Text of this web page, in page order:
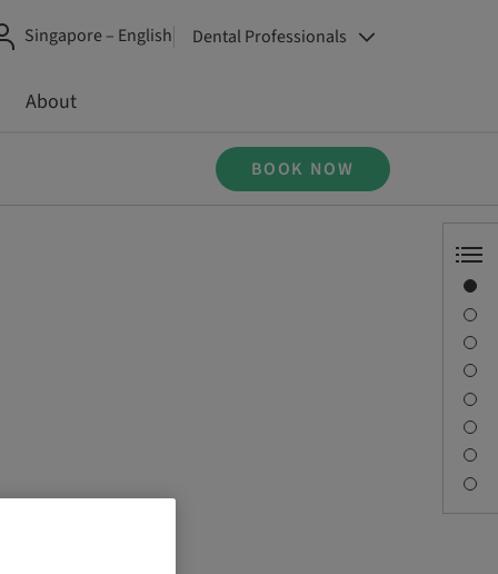
Singapore – English Dental Professionals
About
BOOK NOW